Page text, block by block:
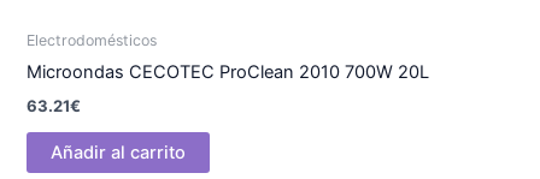
Electrodomésticos
Microondas CECOTEC ProClean 2010 700W 20L
63.21€
Añadir al carrito